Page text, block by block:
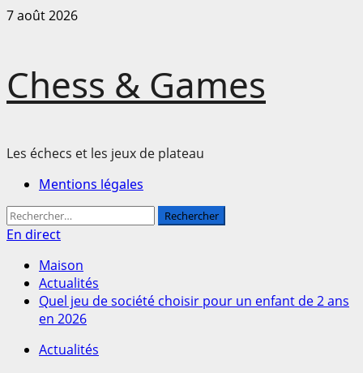
Passer
7 août 2026
Chess & Games
Les échecs et les jeux de plateau
MenuMentions légales
Rechercher :
En direct
Maison
Actualités
Quel jeu de société choisir pour un enfant de 2 ans
en 2026
Actualités